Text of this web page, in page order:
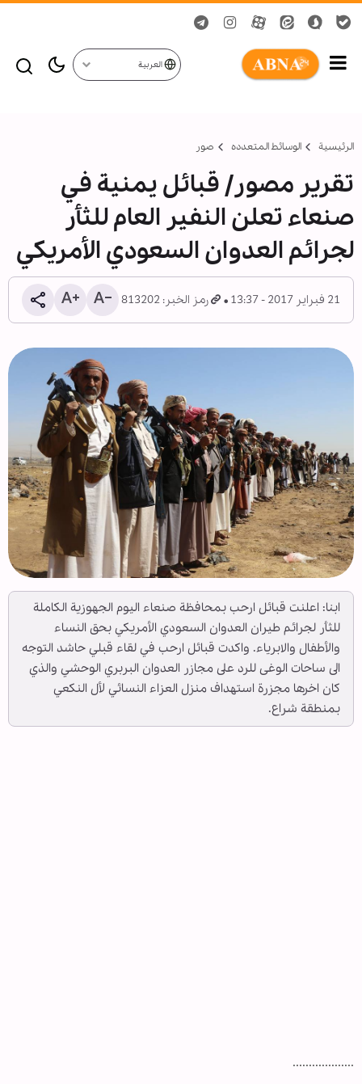
العربية
الرئيسية الوسائط المتعدده صور
تقرير مصور/ قبائل يمنية في
صنعاء تعلن النفير العام للثأر
لجرائم العدوان السعودي الأمريكي
21 فبراير 2017 - 13:37 رمز الخبر: 813202
ابنا: اعلنت قبائل ارحب بمحافظة صنعاء اليوم الجهوزية الكاملة
للثأر لجرائم طيران العدوان السعودي الأمريكي بحق النساء
والأطفال والابرياء. واكدت قبائل ارحب في لقاء قبلي حاشد التوجه
الى ساحات الوغى للرد على مجازر العدوان البربري الوحشي والذي
كان اخرها مجزرة استهداف منزل العزاء النسائي لأل النكعي
بمنطقة شراع.
...................